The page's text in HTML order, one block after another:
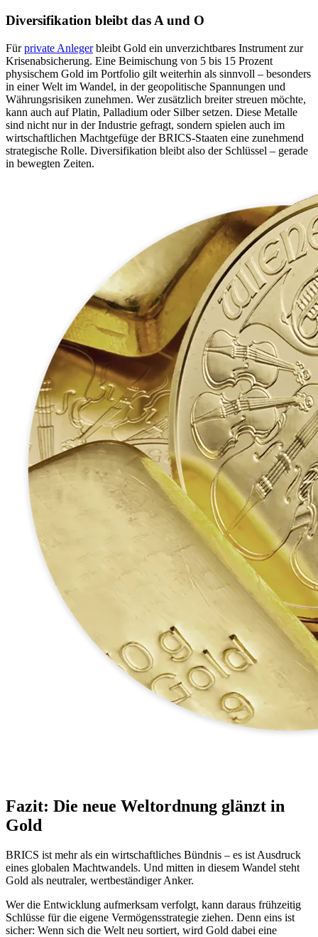
Diversifikation bleibt das A und O
Fürprivate Anlegerbleibt Gold ein unverzichtbares Instrument zur
Krisenabsicherung. Eine Beimischung von 5 bis 15 Prozent
physischem Gold im Portfolio gilt weiterhin als sinnvoll – besonders
in einer Welt im Wandel, in der geopolitische Spannungen und
Währungsrisiken zunehmen. Wer zusätzlich breiter streuen möchte,
kann auch auf Platin, Palladium oder Silber setzen. Diese Metalle
sind nicht nur in der Industrie gefragt, sondern spielen auch im
wirtschaftlichen Machtgefüge der BRICS-Staaten eine zunehmend
strategische Rolle. Diversifikation bleibt also der Schlüssel – gerade
in bewegten Zeiten.
Fazit: Die neue Weltordnung glänzt in
Gold
BRICS ist mehr als ein wirtschaftliches Bündnis – es ist Ausdruck
eines globalen Machtwandels. Und mitten in diesem Wandel steht
Gold als neutraler, wertbeständiger Anker.
Wer die Entwicklung aufmerksam verfolgt, kann daraus frühzeitig
Schlüsse für die eigene Vermögensstrategie ziehen. Denn eins ist
sicher: Wenn sich die Welt neu sortiert, wird Gold dabei eine